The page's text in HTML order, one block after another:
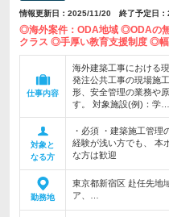
情報更新日：2025/11/20 終了予定日
◎海外案件：ODA地域 ◎ODAの
クラス ◎手厚い教育支援制度 ◎
仕事内容
海外建築工事における
発注公共工事の現場施
形、安全管理の業務や
す。 対象施設(例)：学…
対象と
なる方
・必須 ・建築施工管
経験が浅い方でも、 本
な方は歓迎
勤務地
東京都新宿区 赴任先地
ア、…